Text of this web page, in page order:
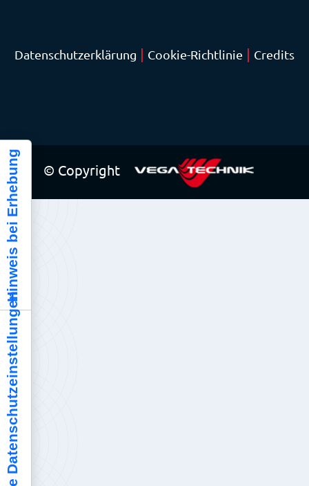
Datenschutzerklärung Cookie-Richtlinie Credits
© Copyright
Ihre Datenschutzeinstellungen
Hinweis bei Erhebung